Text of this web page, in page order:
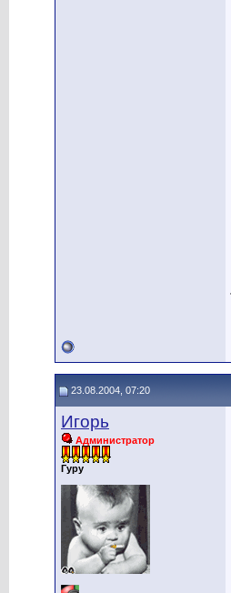
23.08.2004, 07:20
Игорь
Администратор
Гуру